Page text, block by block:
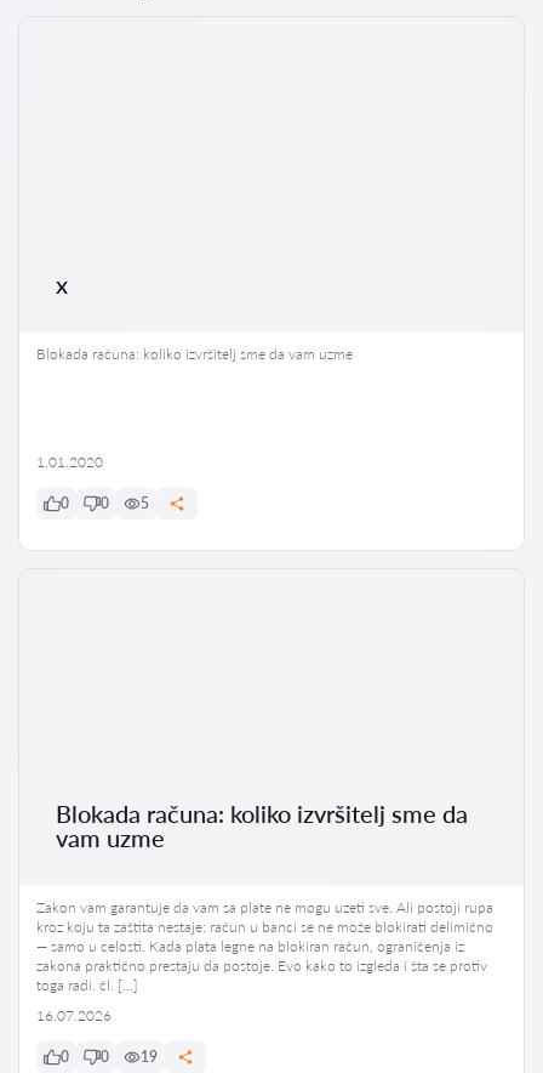
x
Blokada računa: koliko izvršitelj sme da vam uzme
1.01.2020
0 0 5
Blokada računa: koliko izvršitelj sme da
vam uzme
Zakon vam garantuje da vam sa plate ne mogu uzeti sve. Ali postoji rupa
kroz koju ta zaštita nestaje: račun u banci se ne može blokirati delimično
— samo u celosti. Kada plata legne na blokiran račun, ograničenja iz
zakona praktično prestaju da postoje. Evo kako to izgleda i šta se protiv
toga radi. čl. […]
16.07.2026
0 0 19